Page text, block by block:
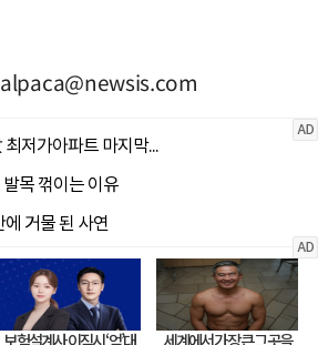
alpaca@newsis.com